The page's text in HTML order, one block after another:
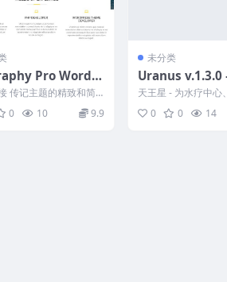
Pro WordP
v2.8.7
传记主题的精致和简
们轻松地展示他们的个
对于所有希望展示...
0 10 9.9
未分类
Uranus v.1.3.0
ess Spa,
Care, And
heme Download
天王星 - 为水疗中心
体护理服务完美设计
用于美容院、健康水
0 0 14